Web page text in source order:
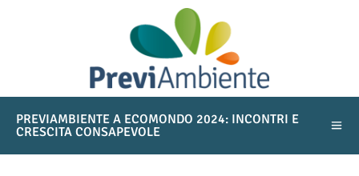
PREVIAMBIENTE A ECOMONDO 2024: INCONTRI E
CRESCITA CONSAPEVOLE